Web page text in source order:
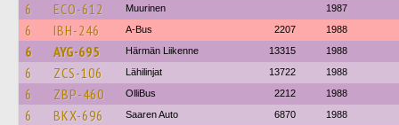
6 ECO-612 Muurinen 1987
6 IBH-246 A-Bus 2207 1988
6 AYG-695 Härmän Liikenne 13315 1988
6 ZCS-106 Lähilinjat 13722 1988
6 ZBP-460 OlliBus 2212 1988
6 BKX-696 Saaren Auto 6870 1988